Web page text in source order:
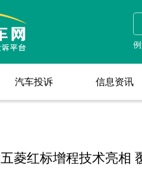
汽车投诉 信息资讯
五菱红标增程技术亮相